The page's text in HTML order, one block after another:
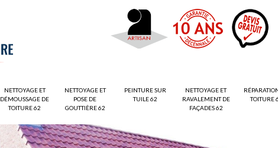
NETTOYAGE ET
DÉMOUSSAGE DE
TOITURE 62
NETTOYAGE ET
POSE DE
GOUTTIÈRE 62
PEINTURE SUR
TUILE 62
NETTOYAGE ET
RAVALEMENT DE
FAÇADES 62
TOITURE